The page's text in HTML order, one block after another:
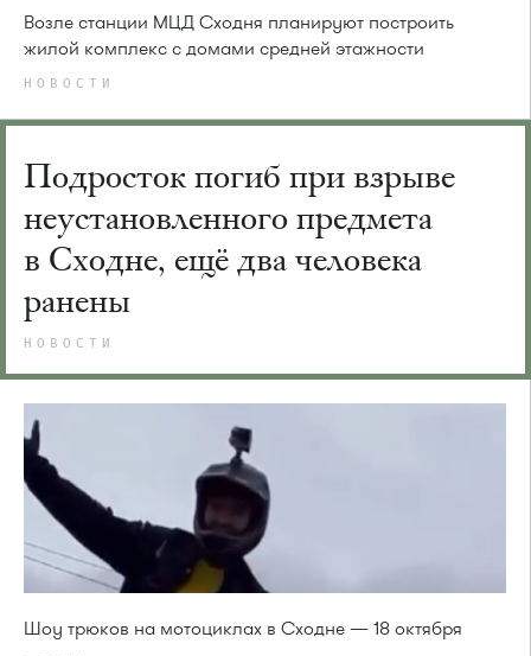
Возле станции МЦД Сходня планируют построить
жилой комплекс с домами средней этажности
НОВОСТИ
Подросток погиб при взрыве
неустановленного предмета
в Сходне, ещё два человека
ранены
НОВОСТИ
Шоу трюков на мотоциклах в Сходне — 18 октября